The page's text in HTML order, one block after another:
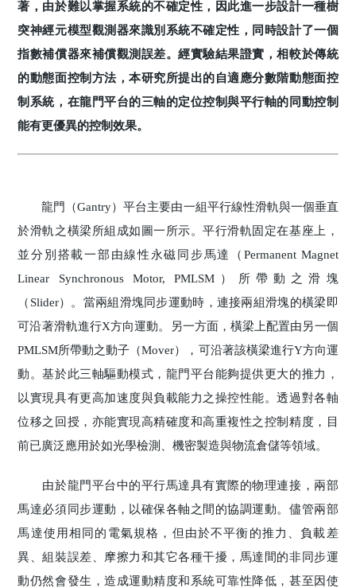
著，由於難以掌握系統的不確定性，因此進一步設計一種樹
突神經元模型觀測器來識別系統不確定性，同時設計了一個
指數補償器來補償觀測誤差。經實驗結果證實，相較於傳統
的動態面控制方法，本研究所提出的自適應分數階動態面控
制系統，在龍門平台的三軸的定位控制與平行軸的同動控制
能有更優異的控制效果。
龍門（Gantry）平台主要由一組平行線性滑軌與一個垂直
於滑軌之橫梁所組成如圖一所示。平行滑軌固定在基座上，
並分別搭載一部由線性永磁同步馬達（Permanent Magnet
Linear Synchronous Motor, PMLSM）所帶動之滑塊
（Slider）。當兩組滑塊同步運動時，連接兩組滑塊的橫梁即
可沿著滑軌進行X方向運動。另一方面，橫梁上配置由另一個
PMLSM所帶動之動子（Mover），可沿著該橫梁進行Y方向運
動。基於此三軸驅動模式，龍門平台能夠提供更大的推力，
以實現具有更高加速度與負載能力之操控性能。透過對各軸
位移之回授，亦能實現高精確度和高重複性之控制精度，目
前已廣泛應用於如光學檢測、機密製造與物流倉儲等領域。
由於龍門平台中的平行馬達具有實際的物理連接，兩部
馬達必須同步運動，以確保各軸之間的協調運動。儘管兩部
馬達使用相同的電氣規格，但由於不平衡的推力、負載差
異、組裝誤差、摩擦力和其它各種干擾，馬達間的非同步運
動仍然會發生，造成運動精度和系統可靠性降低，甚至因使